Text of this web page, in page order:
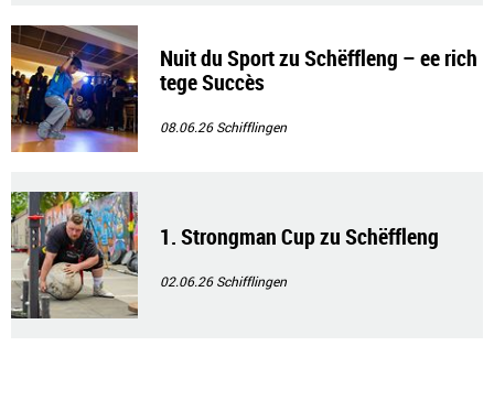
Nuit du Sport zu Schëffleng – ee rich
tege Succès
08.06.26Schifflingen
1. Strongman Cup zu Schëffleng
02.06.26Schifflingen